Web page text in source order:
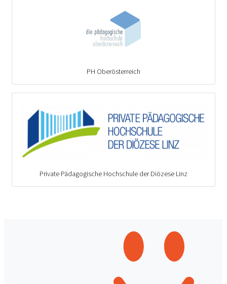
PH Oberösterreich
Private Pädagogische Hochschule der Diözese Linz